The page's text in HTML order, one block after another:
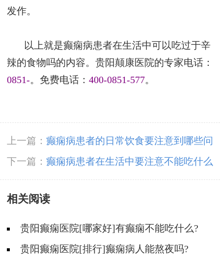
发作。
以上就是癫痫病患者在生活中可以吃过于辛
辣的食物吗的内容。贵阳颠康医院的专家电话：
0851-。免费电话： 400-0851-577。
上一篇： 癫痫病患者的日常饮食要注意到哪些问
题呢
下一篇： 癫痫病患者在生活中要注意不能吃什么
食物呢
相关阅读
贵阳癫痫医院[哪家好]有癫痫不能吃什么?
贵阳癫痫医院[排行]癫痫病人能熬夜吗?